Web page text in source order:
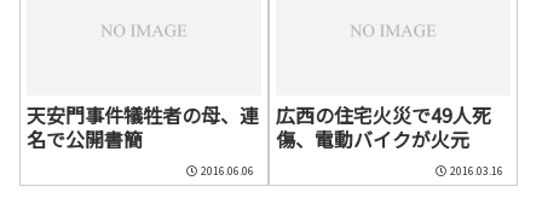
天安門事件犠牲者の母、連
名で公開書簡
2016.06.06
広西の住宅火災で49人死
傷、電動バイクが火元
2016.03.16